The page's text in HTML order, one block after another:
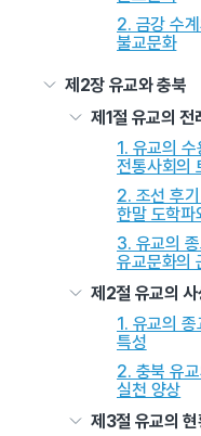
2. 금강 수
불교문화
제2장 유교와 충북
제1절 유교의 전
1. 유교의
전통사회의
2. 조선 후
한말 도학파
3. 유교의
유교문화의
제2절 유교의
1. 유교의 종
특성
2. 충북 유
실천 양상
제3절 유교의
신천지예수교 빌립
남아공교회와의 교류
확장하였다. 2024년 9월
충주시 성서동에 ‘하늘문
소통 세미나에는 500
충주교회는 8년째 8월
나누기’ 봉사활동을 이어
어르신들에게 여름철 문
맛디아지파 청주교회에
활발한 포교와 홍보활동
청주에서는 ‘제3기 만
프로그램은 성경을 매
목표로 하였다. 기수가
특강에는 61개국 521
참석하는 등 국제적 참여가